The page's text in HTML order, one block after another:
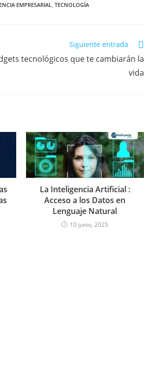
EMPRESARIAL TECNOLOGÍA
Siguiente entrada
tecnológicos que te cambiarán la
vida
La Inteligencia Artificial :
Acceso a los Datos en
Lenguaje Natural
10 junio, 2025